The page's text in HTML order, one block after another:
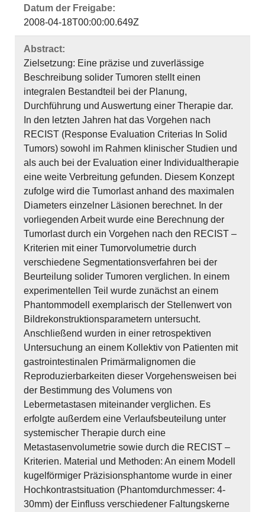
Datum der Freigabe:
2008-04-18T00:00:00.649Z
Abstract:
Zielsetzung: Eine präzise und zuverlässige
Beschreibung solider Tumoren stellt einen
integralen Bestandteil bei der Planung,
Durchführung und Auswertung einer Therapie dar.
In den letzten Jahren hat das Vorgehen nach
RECIST (Response Evaluation Criterias In Solid
Tumors) sowohl im Rahmen klinischer Studien und
als auch bei der Evaluation einer Individualtherapie
eine weite Verbreitung gefunden. Diesem Konzept
zufolge wird die Tumorlast anhand des maximalen
Diameters einzelner Läsionen berechnet. In der
vorliegenden Arbeit wurde eine Berechnung der
Tumorlast durch ein Vorgehen nach den RECIST –
Kriterien mit einer Tumorvolumetrie durch
verschiedene Segmentationsverfahren bei der
Beurteilung solider Tumoren verglichen. In einem
experimentellen Teil wurde zunächst an einem
Phantommodell exemplarisch der Stellenwert von
Bildrekonstruktionsparametern untersucht.
Anschließend wurden in einer retrospektiven
Untersuchung an einem Kollektiv von Patienten mit
gastrointestinalen Primärmalignomen die
Reproduzierbarkeiten dieser Vorgehensweisen bei
der Bestimmung des Volumens von
Lebermetastasen miteinander verglichen. Es
erfolgte außerdem eine Verlaufsbeuteilung unter
systemischer Therapie durch eine
Metastasenvolumetrie sowie durch die RECIST –
Kriterien. Material und Methoden: An einem Modell
kugelförmiger Präzisionsphantome wurde in einer
Hochkontrastsituation (Phantomdurchmesser: 4-
30mm) der Einfluss verschiedener Faltungskerne